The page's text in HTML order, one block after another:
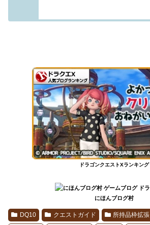
ドラゴンクエストXランキング
にほんブログ村
DQ10 クエストガイド 所持品枠拡張